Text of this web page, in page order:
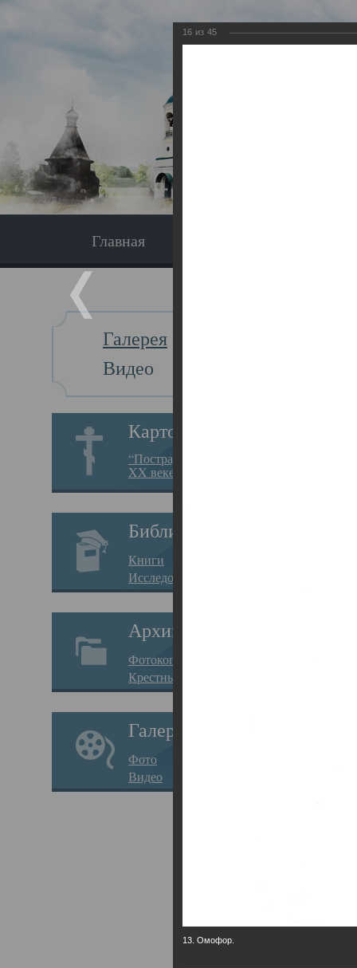
Главная
Галерея
Видео
Картотека
“Пострадавшие за веру в
XX веке на Севере”
Библиотека
Книги
Исследования
Архив
Фотокопии дел
Крестные ходы
Галерея
Фото
Видео
16 из 45
13. Омофор.